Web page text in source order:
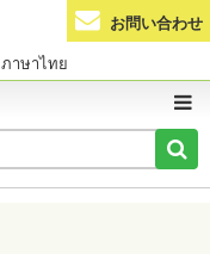
お問い合わせ
ภาษาไทย